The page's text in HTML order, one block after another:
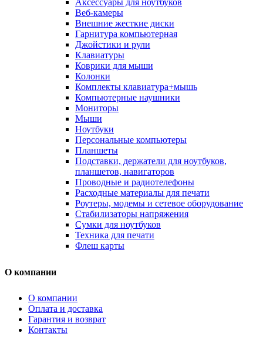
Аксессуары для ноутбуков
Веб-камеры
Внешние жесткие диски
Гарнитура компьютерная
Джойстики и рули
Клавиатуры
Коврики для мыши
Колонки
Комплекты клавиатура+мышь
Компьютерные наушники
Мониторы
Мыши
Ноутбуки
Персональные компьютеры
Планшеты
Подставки, держатели для ноутбуков,
планшетов, навигаторов
Проводные и радиотелефоны
Расходные материалы для печати
Роутеры, модемы и сетевое оборудование
Стабилизаторы напряжения
Сумки для ноутбуков
Техника для печати
Флеш карты
О компании
О компании
Оплата и доставка
Гарантия и возврат
Контакты